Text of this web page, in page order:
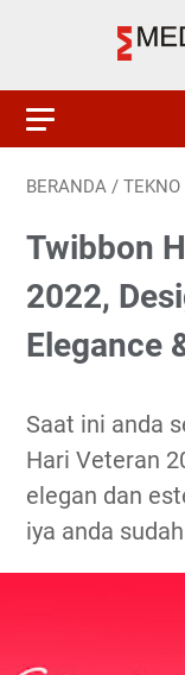
BERANDA /
Twibbon
2022,
Elegance
Saat ini anda
Hari Veteran
elegan dan
iya anda